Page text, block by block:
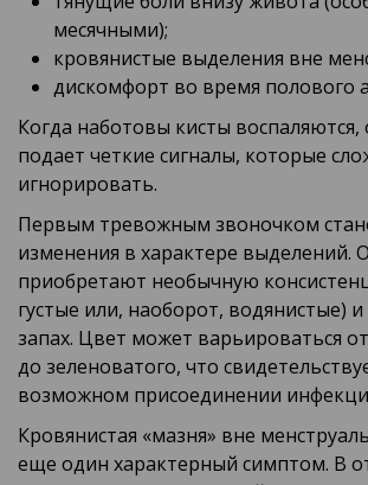
месячными);
кровянистые выделения вне
дискомфорт во время полового
Когда наботовы кисты воспаляются,
подает четкие сигналы, которые
игнорировать.
Первым тревожным звоночком
изменения в характере выделений.
приобретают необычную
густые или, наоборот, водянистые)
запах. Цвет может варьироваться
до зеленоватого, что
возможном присоединении
Кровянистая «мазня» вне
еще один характерный симптом. В